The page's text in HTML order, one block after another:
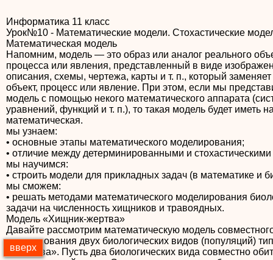
Информатика 11 класс
Урок№10 - Математические модели. Стохастические
Математическая модель
Напомним, модель — это образ или аналог реального
процесса или явления, представленный в виде
описания, схемы, чертежа, карты и т. п., который
объект, процесс или явление. При этом, если мы
модель с помощью некого математического аппарата
уравнений, функций и т. п.), то такая модель будет иметь
математическая.
мы узнаем:
• основные этапы математического моделирования;
• отличие между детерминированными и
мы научимся:
• строить модели для прикладных задач (в математике и
мы сможем:
• решать методами математического моделирования
задачи на численность хищников и травоядных.
Модель «Хищник-жертва»
Давайте рассмотрим математическую модель
существования двух биологических видов (популяций)
— жертва». Пусть два биологических вида совместно
вверх